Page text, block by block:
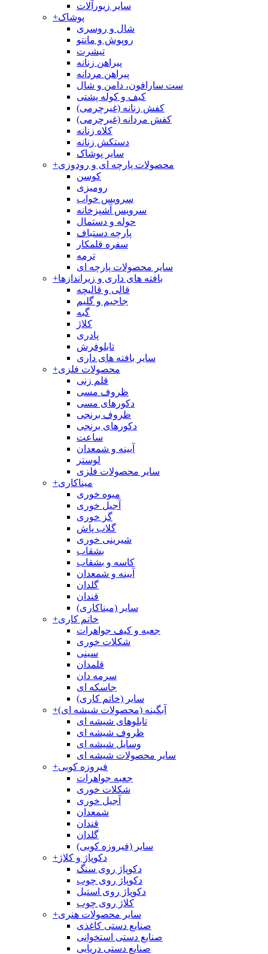
سایر زیورآلات
+پوشاک
شال و روسری
روپوش و مانتو
تیشرت
پیراهن زنانه
پیراهن مردانه
ست سارافون، دامن و شال
کیف و کوله پشتی
کفش زنانه (غیرچرمی)
کفش مردانه (غیرچرمی)
کلاه زنانه
دستکش زنانه
سایر پوشاک
+محصولات پارچه ای و رودوزی
کوسن
رومیزی
سرویس خواب
سرویس آشپزخانه
حوله و دستمال
پارچه دستباف
سفره قلمکار
ترمه
سایر محصولات پارچه ای
+بافته های داری و زیراندازها
قالی و قالیچه
جاجیم و گلیم
گبه
کلاژ
پادری
تابلوفرش
سایر بافته های داری
+محصولات فلزی
قلم زنی
ظروف مسی
دکورهای مسی
ظروف برنجی
دکورهای برنجی
ساعت
آیینه و شمعدان
لوستر
سایر محصولات فلزی
+میناکاری
میوه خوری
آجیل خوری
گز خوری
گلاب پاش
شیرینی خوری
بشقاب
کاسه و بشقاب
آیینه و شمعدان
گلدان
قندان
سایر (میناکاری)
+خاتم کاری
جعبه و کیف جواهرات
شکلات خوری
سینی
قلمدان
سرمه دان
جاسکه ای
سایر (خاتم کاری)
+آبگینه (محصولات شیشه ای)
تابلوهای شیشه ای
ظروف شیشه ای
وسایل شیشه ای
سایر محصولات شیشه ای
+فیروزه کوبی
جعبه جواهرات
شکلات خوری
آجیل خوری
شمعدان
قندان
گلدان
سایر (فیروزه کوبی)
+دکوپاژ و کلاژ
دکوپاژ روی سنگ
دکوپاژ روی چوب
دکوپاژ روی استیل
کلاژ روی چوب
+سایر محصولات هنری
صنایع دستی کاغذی
صنایع دستی استخوانی
صنایع دستی دریایی